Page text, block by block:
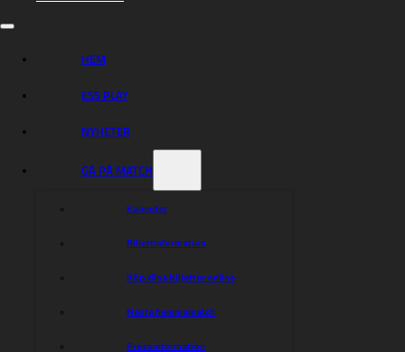
HEM
ESS PLAY
NYHETER
GÅ PÅ MATCH
Kalender
Biljettinformation
Köp dina biljetter online
Nästa hemmamatch
Pressinformation
TL: Morgan Andersson, Christian Carlsson
Szymon Wozniak
Victor Palovaara
Timo Lahti
Daniel Henderson
TL: Peter Jansson, Emil Lindqvist
känner till Hejla Arena tisdag 6 september och heja fram